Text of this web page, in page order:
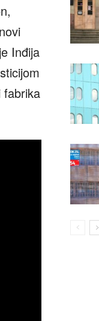
Inđija
fabrika